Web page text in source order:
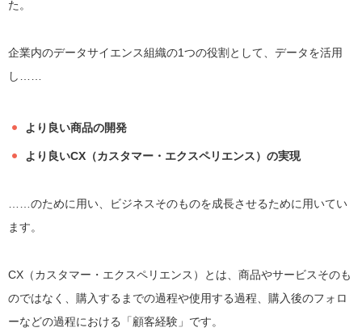
た。
企業内のデータサイエンス組織の1つの役割として、データを活用
し……
より良い商品の開発
より良いCX（カスタマー・エクスペリエンス）の実現
……のために用い、ビジネスそのものを成長させるために用いてい
ます。
CX（カスタマー・エクスペリエンス）とは、商品やサービスそのも
のではなく、購入するまでの過程や使用する過程、購入後のフォロ
ーなどの過程における「顧客経験」です。